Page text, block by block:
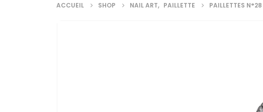
ACCUEIL SHOP NAIL ART, PAILLETTE PAILLETTES N°28